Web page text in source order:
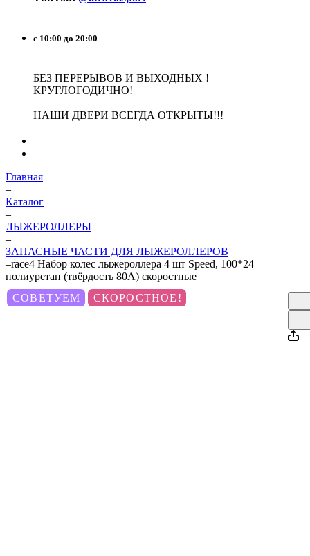
с 10:00 до 20:00
БЕЗ ПЕРЕРЫВОВ И ВЫХОДНЫХ !
КРУГЛОГОДИЧНО!
НАШИ ДВЕРИ ВСЕГДА ОТКРЫТЫ!!!
Главная
–
Каталог
–
ЛЫЖЕРОЛЛЕРЫ
–
ЗАПАСНЫЕ ЧАСТИ ДЛЯ ЛЫЖЕРОЛЛЕРОВ
–race4 Набор колес лыжероллера 4 шт Speed, 100*24
полиуретан (твёрдость 80А) скоростные
СОВЕТУЕМ
СКОРОСТНОЕ!